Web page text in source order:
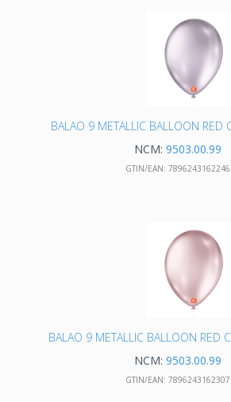
BALAO 9 METALLIC BALLOON RED
NCM: 9503.00.99
GTIN/EAN: 7896243162246
BALAO 9 METALLIC BALLOON RED
NCM: 9503.00.99
GTIN/EAN: 7896243162307